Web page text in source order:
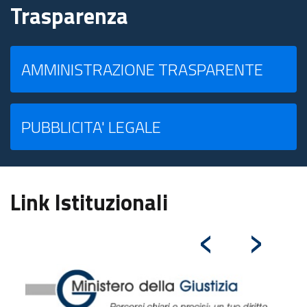
Trasparenza
AMMINISTRAZIONE TRASPARENTE
PUBBLICITA' LEGALE
Link Istituzionali ‹ ›